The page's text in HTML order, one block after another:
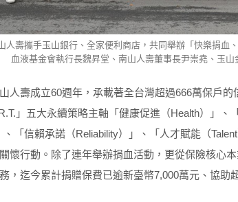
人壽攜手玉山銀行、全家便利商店，共同舉辦「快樂捐血
血液基金會執行長魏昇堂、南山人壽董事長尹崇堯、玉
人壽成立60週年，承載著全台灣超過666萬保戶
」五大永續策略主軸「健康促進（Health）」
、「信賴承諾（Reliability）」、「人才賦能（
懷行動。除了連年舉辦捐血活動，更從保險核心
，迄今累計捐贈保費已逾新臺幣7,000萬元、協